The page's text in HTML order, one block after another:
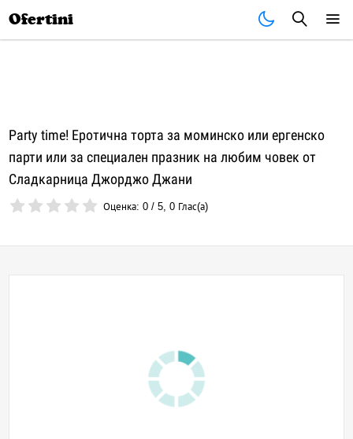
Ofertini
Party time! Еротична торта за моминско или ергенско
парти или за специален празник на любим човек от
Сладкарница Джорджо Джани
Оценка:0 /5,0 Глас(а)